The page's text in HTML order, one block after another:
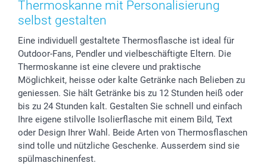
Foto-Kalender & Agenden
Geschenk-Gutscheine (PDF)
Impressum
Partnerprogramme
Investor Relations
B2B smartbusiness
Widerrufsrecht
Vatertag
Hochzeit
Geburtstag
Geburt
Zu allen Anlässen
Preise und Versandkosten
72h Lieferung
Zahlungsmöglichkeiten
Sitemap
Status der Bestellung
smartfriends
smartgarantie
smartbonus
Thermoskanne mit Personalisierung
selbst gestalten
Eine individuell gestaltete Thermosflasche ist ideal für
Outdoor-Fans, Pendler und vielbeschäftigte Eltern. Die
Thermoskanne ist eine clevere und praktische
Möglichkeit, heisse oder kalte Getränke nach Belieben zu
geniessen. Sie hält Getränke bis zu 12 Stunden heiß oder
bis zu 24 Stunden kalt. Gestalten Sie schnell und einfach
Ihre eigene stilvolle Isolierflasche mit einem Bild, Text
oder Design Ihrer Wahl. Beide Arten von Thermosflaschen
sind tolle und nützliche Geschenke. Ausserdem sind sie
spülmaschinenfest.